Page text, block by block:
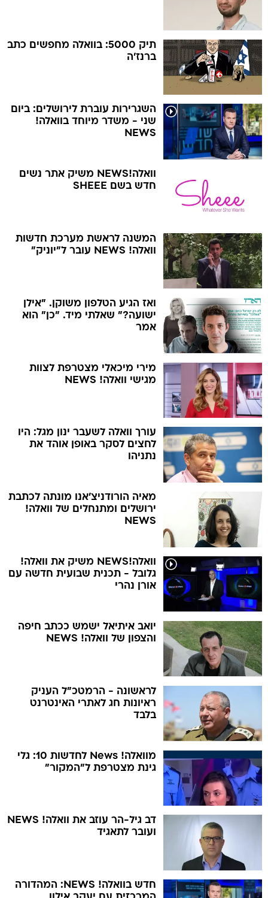
תיק 5000: בוואלה מחפשים כתב
ברנז'ה
השגרירות עוברת לירושלים: ביום
שני - משדר מיוחד בוואלה!
NEWS
וואלה!NEWS משיק אתר נשים
חדש בשם SHEEE
המשנה לראשת מערכת חדשות
וואלה! NEWS עובר ל"יוניק"
ואז הגיע הטלפון משוקן. "אילן
ישועה?" שאלתי מיד. "כן" הוא
אמר
מירי מיכאלי מצטרפת לצוות
מגישי וואלה! NEWS
עורך וואלה לשעבר ינון מגל: היו
לחצים לסקר באופן אוהד את
נתניהו
מאיה הורודניצ'אנו מונתה לכתבת
ירושלים ומתנחלים של וואלה!
NEWS
וואלה!NEWS משיק את וואלה!
גלובל - תכנית שבועית חדשה עם
אורן נהרי
יואב איתיאל ישמש ככתב חיפה
והצפון של וואלה! NEWS
לראשונה - הרמטכ"ל העניק
ראיונות חג לאתרי האינטרנט
בלבד
מוואלה! News לחדשות 10: גלי
גינת מצטרפת ל"המקור"
דב גיל-הר עוזב את וואלה! NEWS
ועובר לתאגיד
חדש בוואלה! NEWS: המהדורה